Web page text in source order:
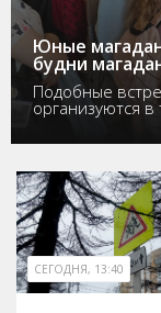
Юные
будни
Подобные
организуются
СЕГОДНЯ, 13:40